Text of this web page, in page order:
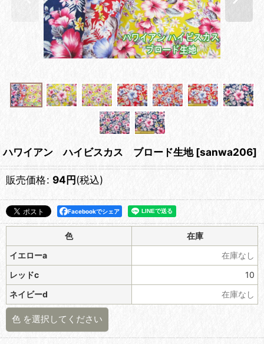
ハワイアン ハイビスカス ブロード生地 [sanwa206]
販売価格: 94円(税込)
Facebookでシェア
色
在庫
イエローa
在庫なし
レッドc
10
ネイビーd
在庫なし
色 を選択してください